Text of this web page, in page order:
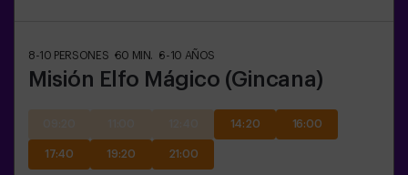
8-10 PERSONES 60 MIN. 6-10 AÑOS
Misión Elfo Mágico (Gincana)
14:20 16:00
17:40 19:20 21:00